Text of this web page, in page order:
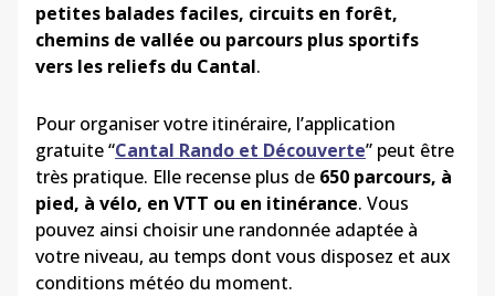
petites balades faciles, circuits en forêt,
chemins de vallée ou parcours plus sportifs
vers les reliefs du Cantal.
Pour organiser votre itinéraire, l’application
gratuite “Cantal Rando et Découverte” peut être
très pratique. Elle recense plus de 650 parcours, à
pied, à vélo, en VTT ou en itinérance. Vous
pouvez ainsi choisir une randonnée adaptée à
votre niveau, au temps dont vous disposez et aux
conditions météo du moment.